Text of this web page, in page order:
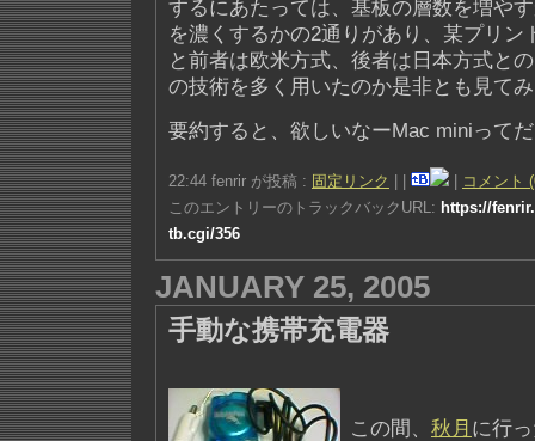
するにあたっては、基板の層数を増や
を濃くするかの2通りがあり、某プリン
と前者は欧米方式、後者は日本方式と
の技術を多く用いたのか是非とも見て
要約すると、欲しいなーMac miniって
22:44 fenrir が投稿 : 固定リンク
コメント
このエントリーのトラックバックURL: https://
tb.cgi/356
JANUARY 25, 2005
手動な携帯充電器
この間、 秋月 に行